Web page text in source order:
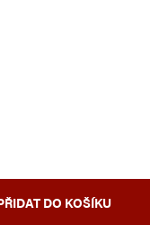
DO KOŠÍKU